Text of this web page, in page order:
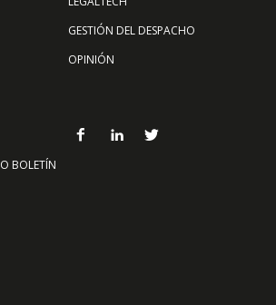
GESTIÓN DEL DESPACHO
OPINIÓN
BOLETÍN